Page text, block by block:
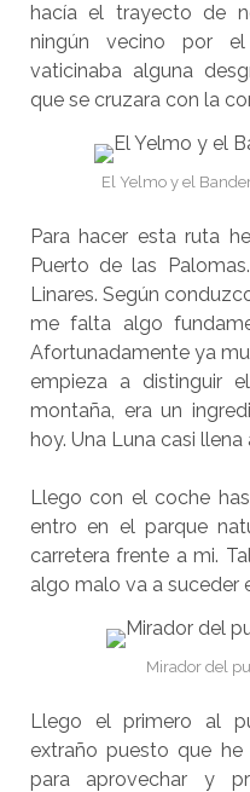
hacía el trayecto de
ningún vecino por
vaticinaba alguna
que se cruzara con la
El Yelmo y el
Para hacer esta ruta
Puerto de las
Linares. Según
me falta algo
Afortunadamente ya
empieza a distinguir
montaña, era un
hoy. Una Luna casi
Llego con el coche
entro en el parque
carretera frente a mi.
algo malo va a suceder
Mirador del
Llego el primero al
extraño puesto que
para aprovechar y